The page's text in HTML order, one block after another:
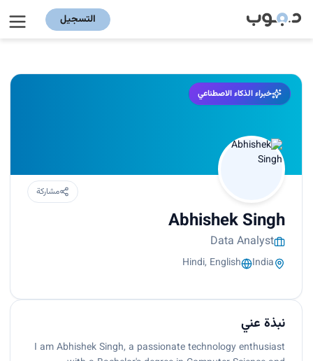
التسجيل
خبراء الذكاء الاصطناعي
مشاركة
Abhishek Singh
Data Analyst
India
Hindi, English
نبذة عني
I am Abhishek Singh, a passionate technology enthusiast